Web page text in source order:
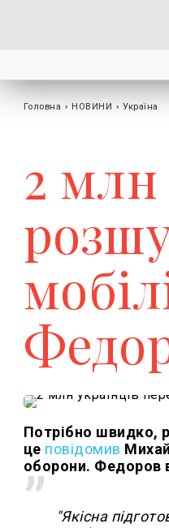
Головна › НОВИНИ › Україна
2 млн
Потрібно швидко,
це повідомив
оборони. Федоров
"Якісна